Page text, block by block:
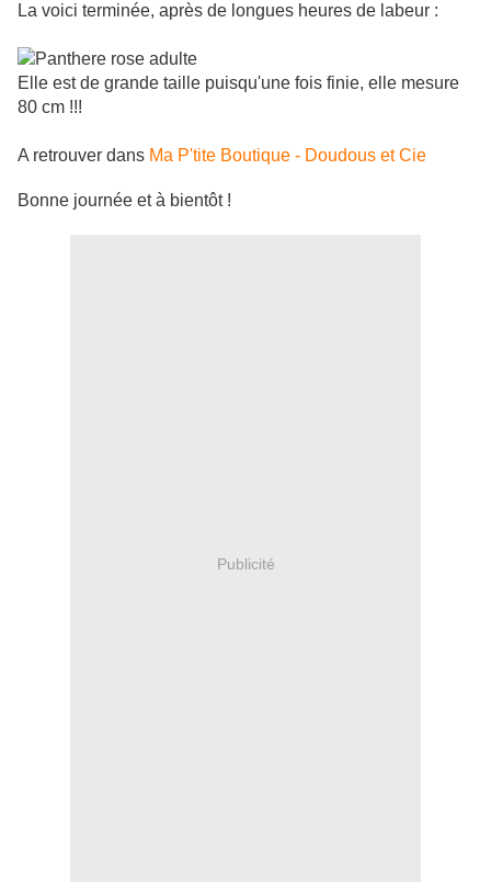
La voici terminée, après de longues heures de labeur :
Elle est de grande taille puisqu'une fois finie, elle mesure
80 cm !!!
A retrouver dans Ma P'tite Boutique - Doudous et Cie
Bonne journée et à bientôt !
Publicité